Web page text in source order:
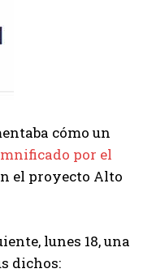
cómo un
por el
el proyecto Alto
lunes 18, una
dichos: